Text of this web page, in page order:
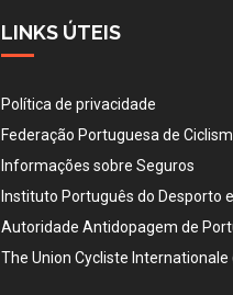
LINKS ÚTEIS
Política de privacidade
Federação Portuguesa de
Informações sobre Seguros
Instituto Português do Desporto
Autoridade Antidopagem de
The Union Cycliste Internationale